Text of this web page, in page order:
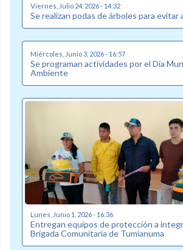
Viernes, Julio 24, 2026 - 14:32
Se realizan podas de árboles para evitar
Miércoles, Junio 3, 2026 - 16:57
Se programan actividades por el Día
Ambiente
Lunes, Junio 1, 2026 - 16:36
Entregan equipos de protección a
Brigada Comunitaria de Tumianuma